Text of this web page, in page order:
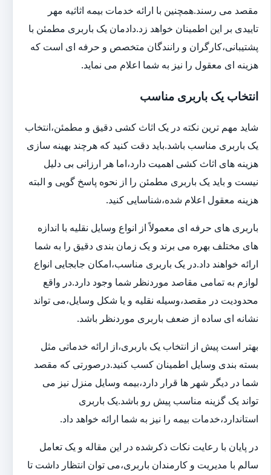
مقصد می رسند.همچنین با ارائه خدمات بیمه اثاثیه مهر
تاییدی بر این اطمینان خواهد زد.دادمان یک باربری مطمئن با
پشتیبانی،کارگران و رانندگان متخصص و حرفه ای است که
هزینه ای معقول را نیز به شما اعلام می نماید.
انتخاب یک باربری مناسب
شاید مهم ترین نکته در یک اثاث کشی دقیق و مطمئن،انتخاب
یک باربری مناسب باشد.باید دقت کنید که هرچند بهینه سازی
هزینه های اثاث کشی اهمیت دارد،اما هر ارزانی بی دلیل
نیست و باید یک باربری مطمئن را از نحوه پاسخ گویی و البته
هزینه معقول اعلام شده،شناسایی کنید.
باربری های حرفه ای معمولاً از انواع وسایل نقلیه با اندازه
های مختلف بهره می برند و یک زمان بندی دقیق را به شما
ارائه خواهند داد.در یک باربری مناسب،امکان جابجایی انواع
لوازم به تمامی مقاصد موردنظر شما وجود دارد.در واقع
محدودیت در مقصد،وسیله نقلیه و یا شکل وسایل،می تواند
نشانه ای ساده از ضعف باربری موردنظر باشد.
بهتر است پیش از انتخاب یک باربری،از ارائه خدماتی مثل
بسته بندی وسایل اطمینان کسب کنید.درصورتی که مقصد
شما در دیگر شهر ها قرار دارد،بیمه وسایل منزل نیز می
تواند یک گزینه مناسب پیش رو باشد.یک باربری
استاندارد،خدمات بیمه را نیز به شما ارائه خواهد داد.
در پایان با رعایت نکات ذکرشده در این مقاله و یک تعامل
سالم با مدیریت و کارمندان باربری،می توان انتظار داشت تا